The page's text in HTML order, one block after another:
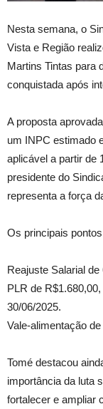
Nesta semana, o
Vista e Região
Martins Tintas para
conquistada após
A proposta
um INPC estimado
aplicável a partir de
presidente do
representa a força
Os principais
Reajuste Salarial de
PLR de
30/06/2025.
Vale-alimentação
Tomé destacou
importância da luta
fortalecer e ampliar